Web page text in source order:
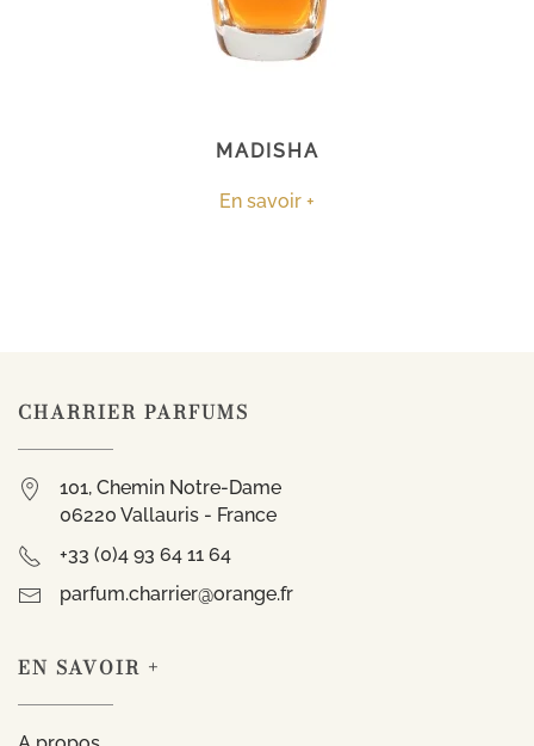
MADISHA
En savoir +
CHARRIER PARFUMS
101, Chemin Notre-Dame
06220 Vallauris - France
+33 (0)4 93 64 11 64
parfum.charrier@orange.fr
EN SAVOIR +